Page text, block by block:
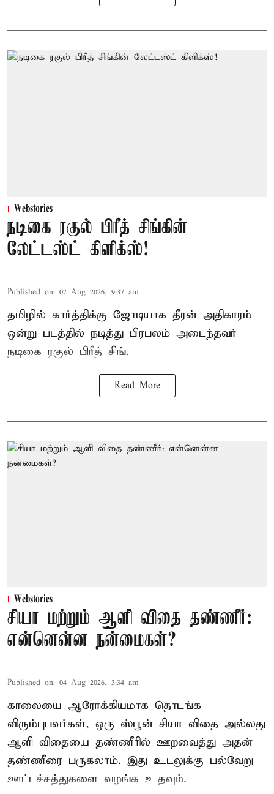
Webstories
நடிகை ரகுல் பிரீத் சிங்கின்
லேட்டஸ்ட் கிளிக்ஸ்!
Published on: 07 Aug 2026, 9:37 am
தமிழில் கார்த்திக்கு ஜோடியாக தீரன் அதிகாரம்
ஒன்று படத்தில் நடித்து பிரபலம் அடைந்தவர்
நடிகை ரகுல் பிரீத் சிங்.
Read More
Webstories
சியா மற்றும் ஆளி விதை தண்ணீர்:
என்னென்ன நன்மைகள்?
Published on: 04 Aug 2026, 3:34 am
காலையை ஆரோக்கியமாக தொடங்க
விரும்புபவர்கள், ஒரு ஸ்பூன் சியா விதை அல்லது
ஆளி விதையை தண்ணீரில் ஊறவைத்து அதன்
தண்ணீரை பருகலாம். இது உடலுக்கு பல்வேறு
ஊட்டச்சத்துகளை வழங்க உதவும்.